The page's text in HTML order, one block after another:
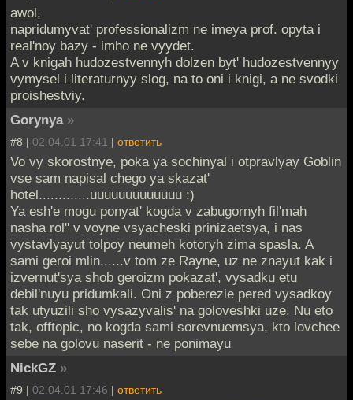
awol,
napridumyvat' professionalizm ne imeya prof. opyta i
real'noy bazy - imho ne vyydet.
A v knigah hudozestvennyh dolzen byt' hudozestvennyy
vymysel i literaturnyy slog, na to oni i knigi, a ne svodki
proishestviy.
Gorynya »
#8 | 02.04.01 17:41 | ответить
Vo vy skorostnye, poka ya sochinyal i otpravlyay Goblin
vse sam napisal chego ya skazat'
hotel.............uuuuuuuuuuuuu :)
Ya esh'e mogu ponyat' kogda v zabugornyh fil'mah
nasha rol'' v voyne vsyacheski prinizaetsya, i nas
vystavlyayut tolpoy neumeh kotoryh zima spasla. A
sami geroi mlin......v tom ze Rayne, uz ne znayut kak i
izvernut'sya shob geroizm pokazat', vysadku etu
debil'nuyu pridumkali. Oni z poberezie pered vysadkoy
tak utyuzili sho vysazyvalis' na goloveshki uze. Nu eto
tak, offtopic, no kogda sami sorevnuemsya, kto lovchee
sebe na golovu naserit - ne ponimayu
NickGZ »
#9 | 02.04.01 17:46 | ответить